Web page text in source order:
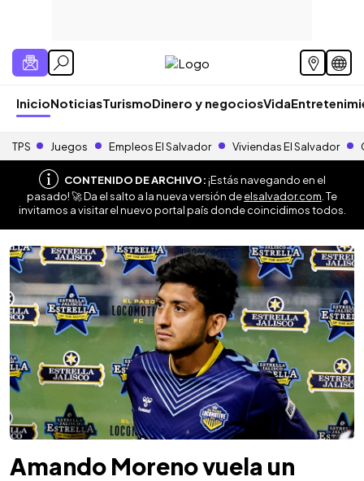
InicioNoticiasTurismoDinero y negociosVida
TPS Juegos Empleos El Salvador Viviendas El Salvador
CONTENIDO DE ARCHIVO:¡Estás navegando en el
pasado! 🚀 Da el salto a la nueva versión deelsalvador.com . Te
invitamos a visitar el nuevo portal país donde coincidimos todos.
Amando Moreno vuela un